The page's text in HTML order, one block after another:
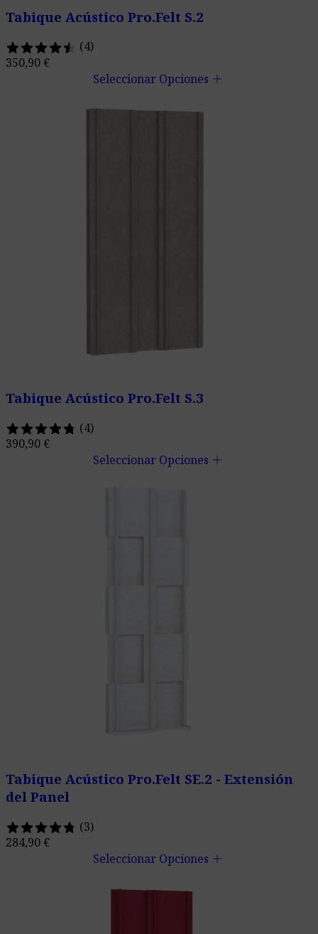
Tabique Acústico Pro.Felt S.2
(4)
350,90 €
Seleccionar Opciones add
Tabique Acústico Pro.Felt S.3
(4)
390,90 €
Seleccionar Opciones add
Tabique Acústico Pro.Felt SE.2 - Extensión
del Panel
(3)
284,90 €
Seleccionar Opciones add